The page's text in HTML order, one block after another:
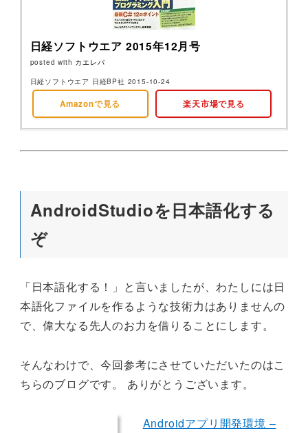
日経ソフトウエア 2015年12月号
posted with カエレバ
日経ソフトウエア 日経BP社 2015-10-24
Amazonで見る 楽天市場で見る
AndroidStudioを日本語化する
ぞ
「日本語化する！」と言いましたが、わたしには日
本語化ファイルを作るような技術力はありませんの
で、偉大なる先人のお力を借りることにします。
そんなわけで、今回参考にさせていただいたのはこ
ちらのブログです。 ありがとうございます。
Androidアプリ開発環境 –